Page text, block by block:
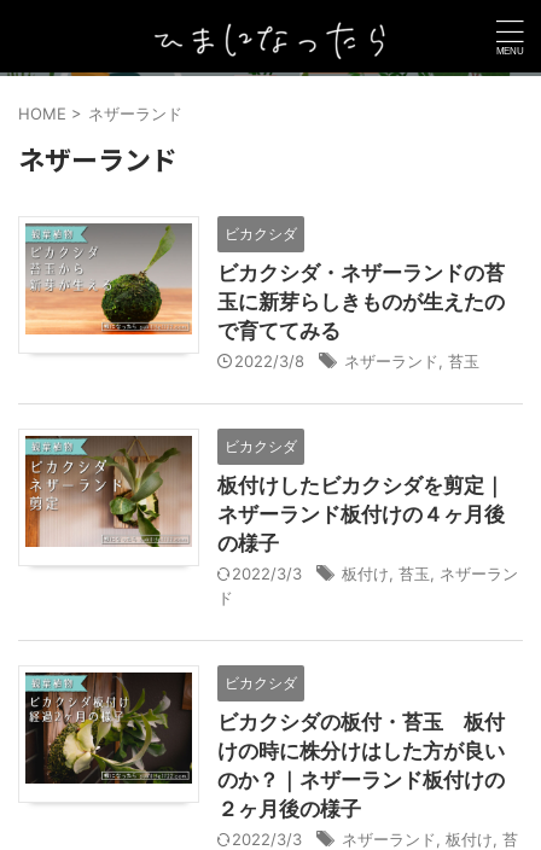
HOME > ネザーランド
ネザーランド
ビカクシダ
ビカクシダ・ネザーランドの苔
玉に新芽らしきものが生えたの
で育ててみる
2022/3/8 ネザーランド 苔玉
ビカクシダ
板付けしたビカクシダを剪定｜
ネザーランド板付けの４ヶ月後
の様子
2022/3/3 板付け 苔玉
ネザーラン
ド
ビカクシダ
ビカクシダの板付・苔玉 板付
けの時に株分けはした方が良い
のか？｜ネザーランド板付けの
２ヶ月後の様子
2022/3/3 ネザーランド 板付け 苔